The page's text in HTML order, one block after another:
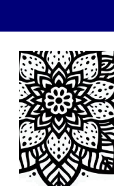
contingut